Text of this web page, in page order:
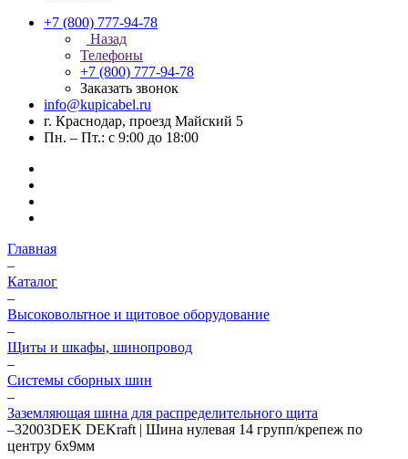
+7 (800) 777-94-78
Назад
Телефоны
+7 (800) 777-94-78
Заказать звонок
info@kupicabel.ru
г. Краснодар, проезд Майский 5
Пн. – Пт.: с 9:00 до 18:00
Главная
–
Каталог
–
Высоковольтное и щитовое оборудование
–
Щиты и шкафы, шинопровод
–
Системы сборных шин
–
Заземляющая шина для распределительного щита
–32003DEK DEKraft | Шина нулевая 14 групп/крепеж по
центру 6х9мм